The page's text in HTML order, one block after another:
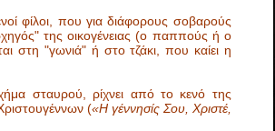
φίλοι, που για διάφορους σοβαρούς
της οικογένειας (ο παππούς ή ο
στη "γωνιά" ή στο τζάκι, που καίει η
σταυρού, ρίχνει από το κενό της
(«Η γέννησίς Σου, Χριστέ,